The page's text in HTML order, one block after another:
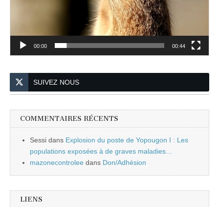
00:00 00:44
SUIVEZ NOUS
COMMENTAIRES RÉCENTS
Sessi dans Explosion du poste de Yopougon I : Les
populations exposées à de graves maladies…
mazonecontrolee dans Don/Adhésion
LIENS